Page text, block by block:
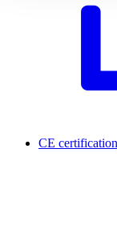
CE certification